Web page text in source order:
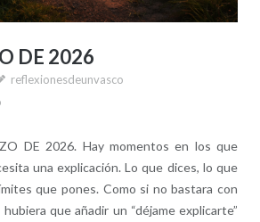
DE 2026
reflexionesdeunvasco
DE 2026. Hay momentos en los que
una explicación. Lo que dices, lo que
que pones. Como si no bastara con
que añadir un “déjame explicarte”